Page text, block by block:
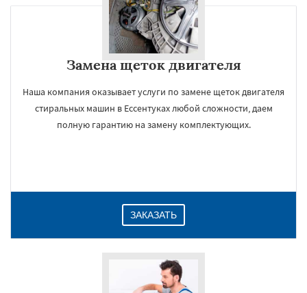
Замена щеток двигателя
Наша компания оказывает услуги по замене щеток двигателя
стиральных машин в Ессентуках любой сложности, даем
полную гарантию на замену комплектующих.
ЗАКАЗАТЬ